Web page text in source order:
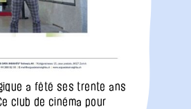
a fêté ses trente ans
club de cinéma pour